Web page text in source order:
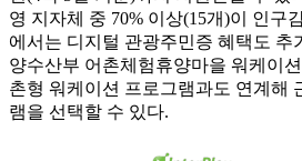
영 지자체 중 70% 이상(15개)이 인구
에서는 디지털 관광주민증 혜택도 추
양수산부 어촌체험휴양마을 워케이
촌형 워케이션 프로그램과도 연계해
램을 선택할 수 있다.